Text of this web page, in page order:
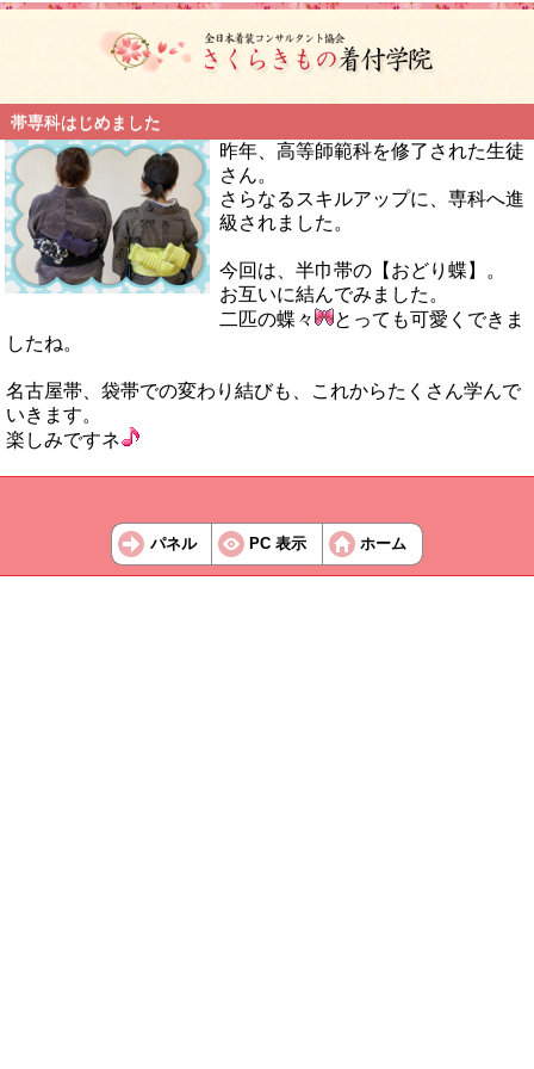
帯専科はじめました
昨年、高等師範科を修了された生徒
さん。
さらなるスキルアップに、専科へ進
級されました。
今回は、半巾帯の【おどり蝶】。
お互いに結んでみました。
二匹の蝶々
とっても可愛くできま
したね。
名古屋帯、袋帯での変わり結びも、これからたくさん学んで
いきます。
楽しみですネ
パネル PC 表示 ホーム